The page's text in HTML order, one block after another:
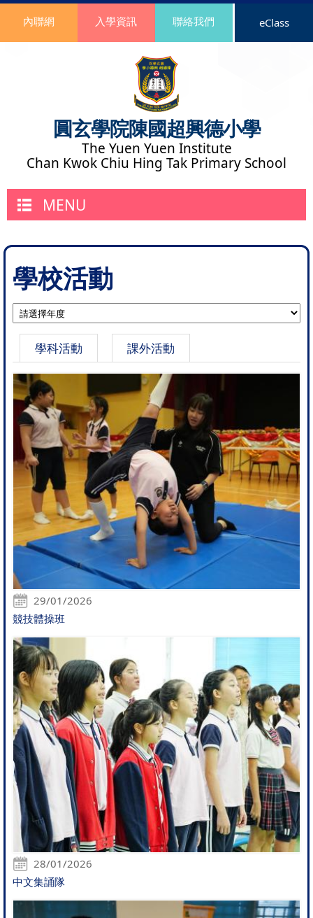
圓玄學院陳國超興德小學
The Yuen Yuen Institute
Chan Kwok Chiu Hing Tak Primary School
內聯網 入學資訊 聯絡我們 eClass
MENU
學校活動
學科活動 課外活動
29/01/2026
競技體操班
28/01/2026
中文集誦隊